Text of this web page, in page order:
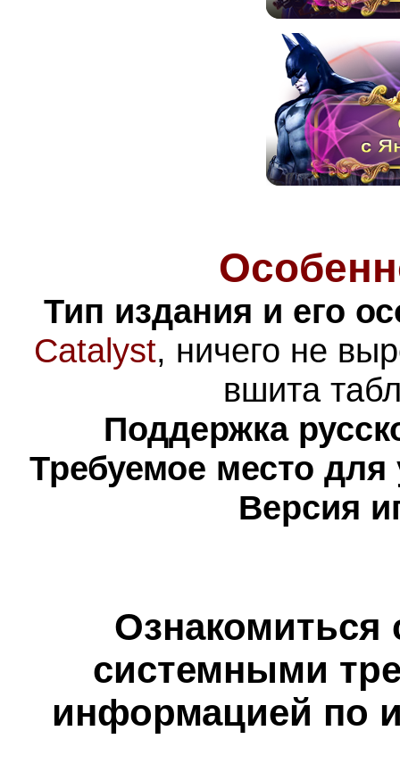
Тип издания и его
Catalyst, ничего не
вшита
Поддержка
Требуемое место
Версия
Ознакомиться
системными
информацией по